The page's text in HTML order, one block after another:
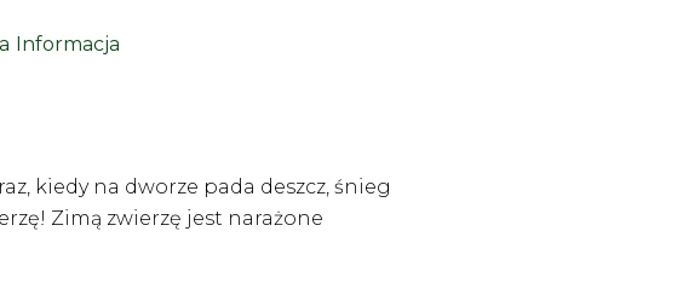
Informacja
kiedy na dworze pada deszcz, śnieg
Zimą zwierzę jest narażone